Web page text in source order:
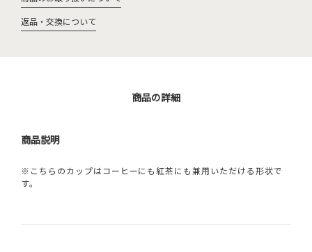
返品・交換について
商品の詳細
商品説明
※こちらのカップはコーヒーにも紅茶にも兼用いただける形状で
す。